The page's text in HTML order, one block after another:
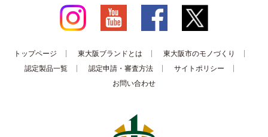
トップページ 東大阪ブランドとは
東大阪市のモノづくり
認定製品一覧
認定申請・審査方法
サイトポリシー
お問い合わせ